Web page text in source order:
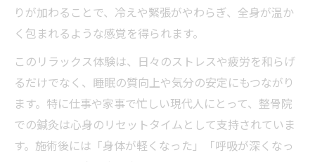
りが加わることで、冷えや緊張がやわらぎ、全身が温か
く包まれるような感覚を得られます。
このリラックス体験は、日々のストレスや疲労を和らげ
るだけでなく、睡眠の質向上や気分の安定にもつながり
ます。特に仕事や家事で忙しい現代人にとって、整骨院
での鍼灸は心身のリセットタイムとして支持されていま
す。施術後には「身体が軽くなった」「呼吸が深くなっ